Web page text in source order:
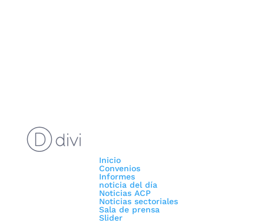
Inicio
Convenios
Informes
noticia del día
Noticias ACP
Noticias sectoriales
Sala de prensa
Slider